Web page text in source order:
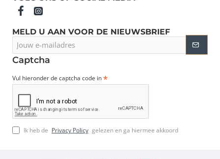
MELD U AAN VOOR DE NIEUWSBRIEF
e-
mailadres
Captcha
Vul hieronder de captcha code in
Ik heb de Privacy Policy gelezen en ga hiermee akkoord